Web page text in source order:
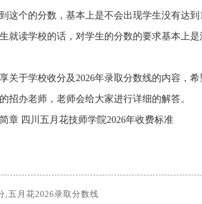
这个的分数，基本上是不会出现学生没有达
就读学校的话，对学生的分数的要求基本上
关于学校收分及2026年录取分数线的内容，
招办老师，老师会给大家进行详细的解答。
章 四川五月花技师学院2026年收费标准
,五月花2026录取分数线